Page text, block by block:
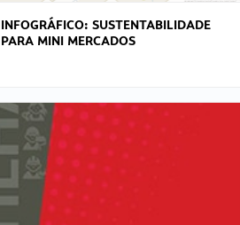
INFOGRÁFICO: SUSTENTABILIDADE
PARA MINI MERCADOS